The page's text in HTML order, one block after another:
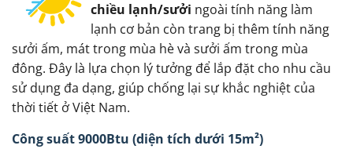
chiều lạnh/sưởi ngoài tính năng làm
lạnh cơ bản còn trang bị thêm tính năng
sưởi ấm, mát trong mùa hè và sưởi ấm trong mùa
đông. Đây là lựa chọn lý tưởng để lắp đặt cho nhu cầu
sử dụng đa dạng, giúp chống lại sự khắc nghiệt của
thời tiết ở Việt Nam.
Công suất 9000Btu (diện tích dưới 15m²)